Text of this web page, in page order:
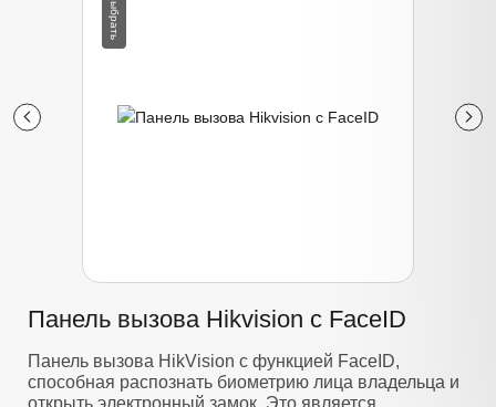
Панель вызова Hikvision с FaceID
Панель вызова HikVision с функцией FaceID,
способная распознать биометрию лица владельца и
открыть электронный замок. Это является